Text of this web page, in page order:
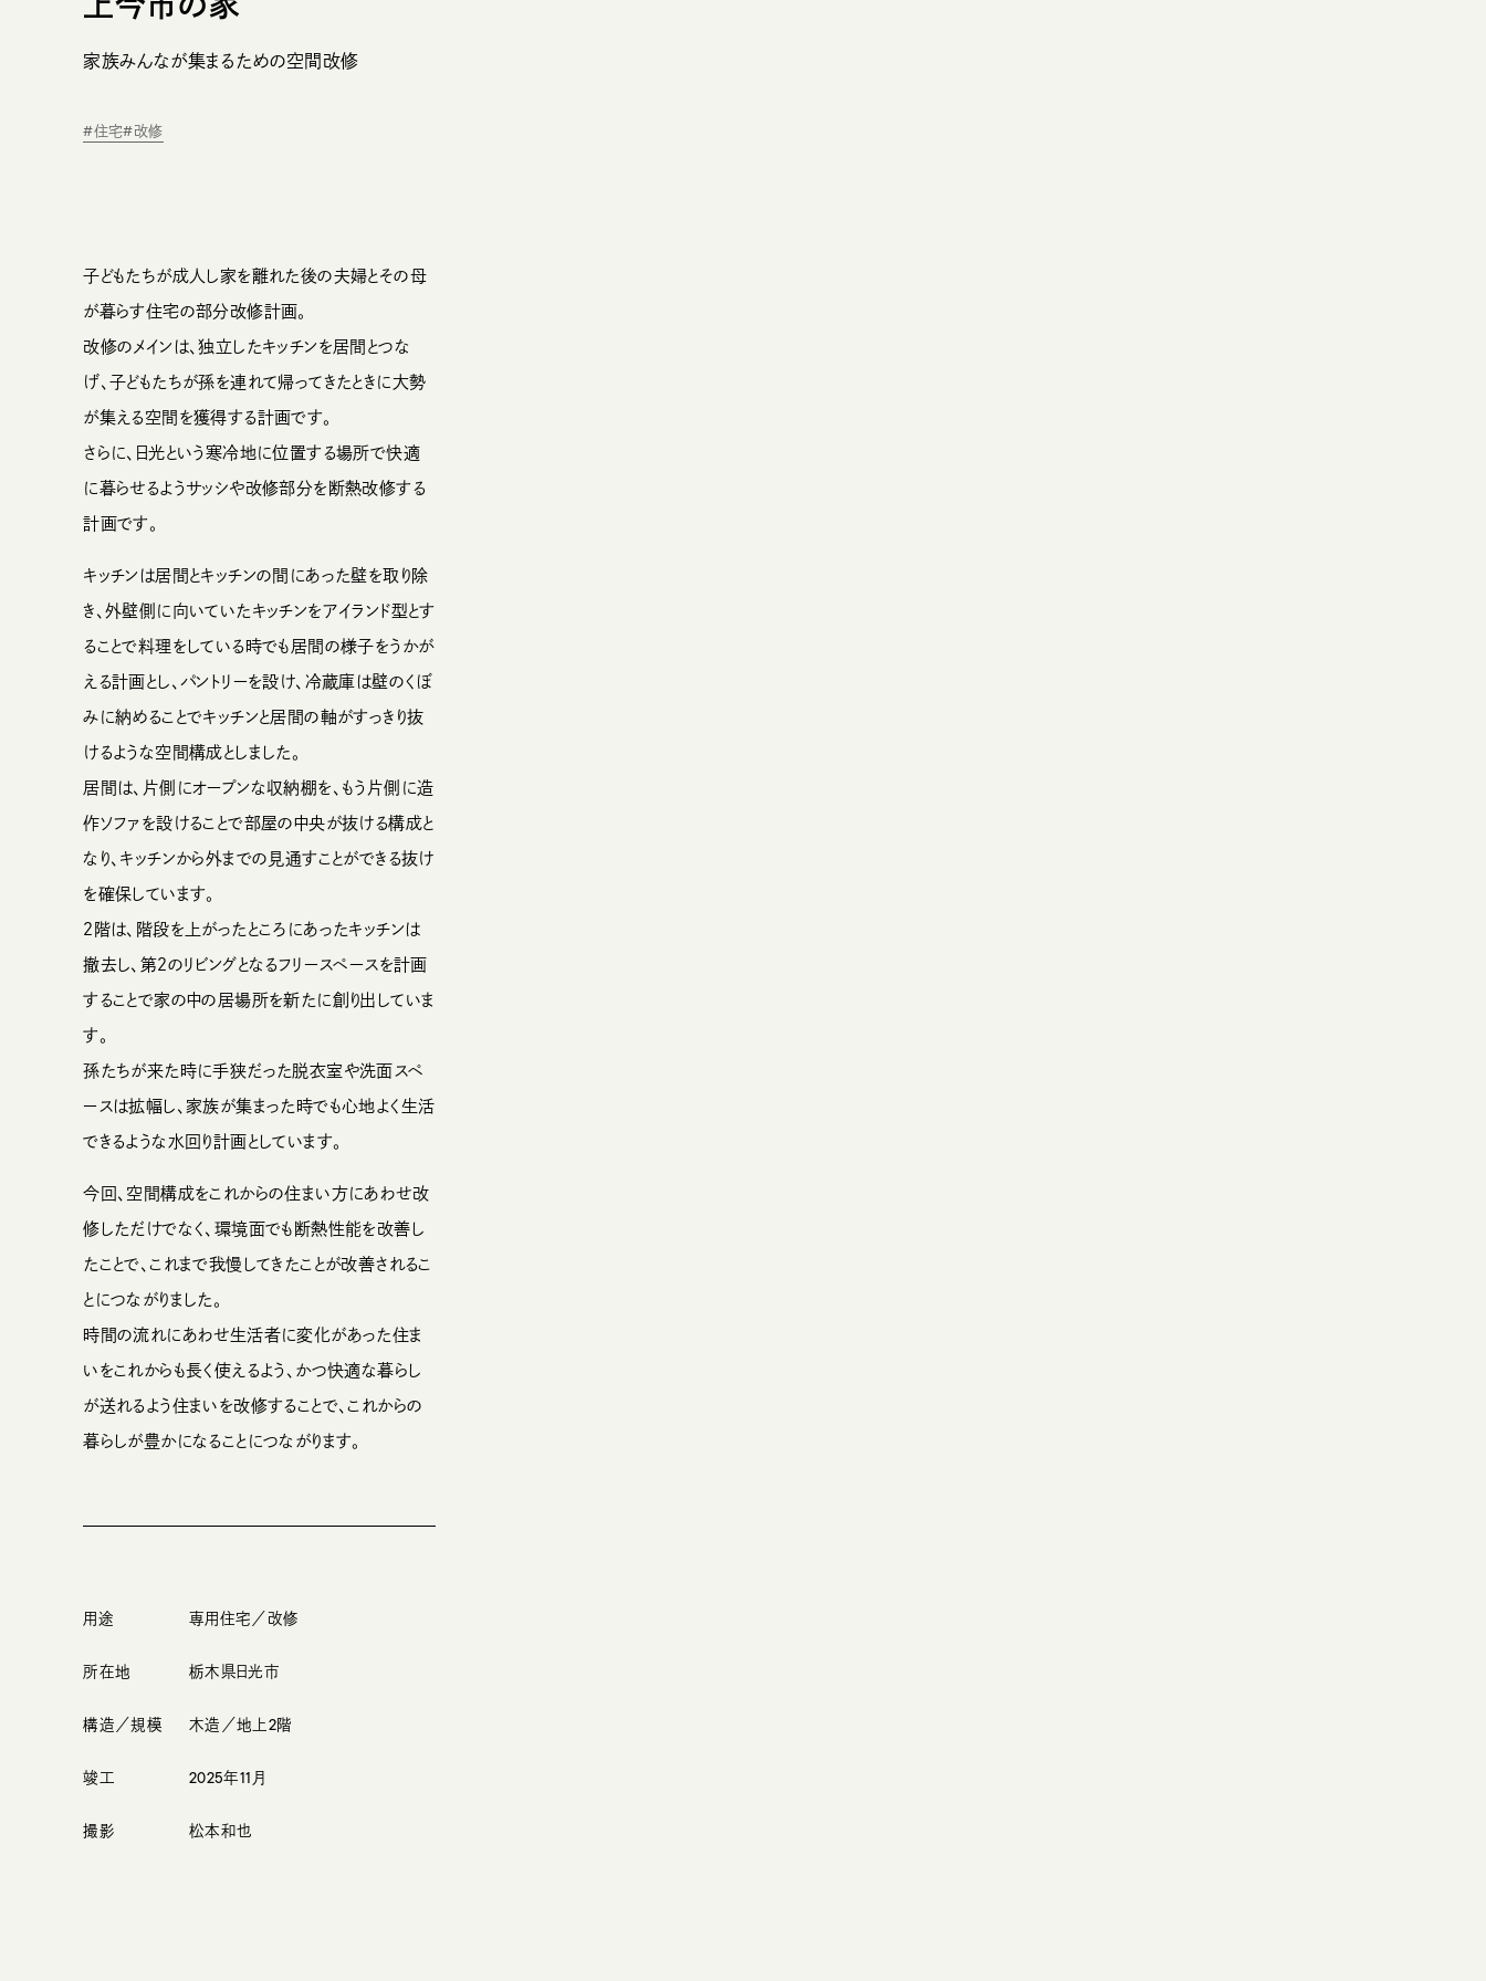
家族みんなが集まるための空間改修
#住宅#改修
子どもたちが成人し家を離れた後の夫婦とその母
が暮らす住宅の部分改修計画。
改修のメインは、独立したキッチンを居間とつな
げ、子どもたちが孫を連れて帰ってきたときに大勢
が集える空間を獲得する計画です。
さらに、日光という寒冷地に位置する場所で快適
に暮らせるようサッシや改修部分を断熱改修する
計画です。
キッチンは居間とキッチンの間にあった壁を取り除
き、外壁側に向いていたキッチンをアイランド型とす
ることで料理をしている時でも居間の様子をうかが
える計画とし、パントリーを設け、冷蔵庫は壁のくぼ
みに納めることでキッチンと居間の軸がすっきり抜
けるような空間構成としました。
居間は、片側にオープンな収納棚を、もう片側に造
作ソファを設けることで部屋の中央が抜ける構成と
なり、キッチンから外までの見通すことができる抜け
を確保しています。
２階は、階段を上がったところにあったキッチンは
撤去し、第２のリビングとなるフリースペースを計画
することで家の中の居場所を新たに創り出していま
す。
孫たちが来た時に手狭だった脱衣室や洗面スペ
ースは拡幅し、家族が集まった時でも心地よく生活
できるような水回り計画としています。
今回、空間構成をこれからの住まい方にあわせ改
修しただけでなく、環境面でも断熱性能を改善し
たことで、これまで我慢してきたことが改善されるこ
とにつながりました。
時間の流れにあわせ生活者に変化があった住ま
いをこれからも長く使えるよう、かつ快適な暮らし
が送れるよう住まいを改修することで、これからの
暮らしが豊かになることにつながります。
用途 専用住宅／改修
所在地 栃木県日光市
構造／規模 木造／地上2階
竣工 2025年11月
撮影 松本和也